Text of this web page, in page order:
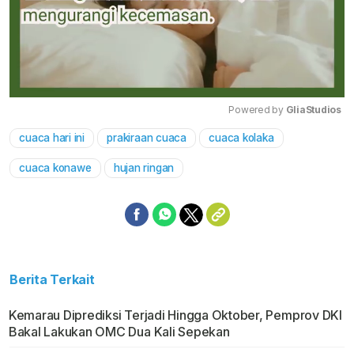
Powered by GliaStudios
cuaca hari ini prakiraan cuaca cuaca kolaka
cuaca konawe hujan ringan
Berita Terkait
Kemarau Diprediksi Terjadi Hingga Oktober, Pemprov DKI
Bakal Lakukan OMC Dua Kali Sepekan